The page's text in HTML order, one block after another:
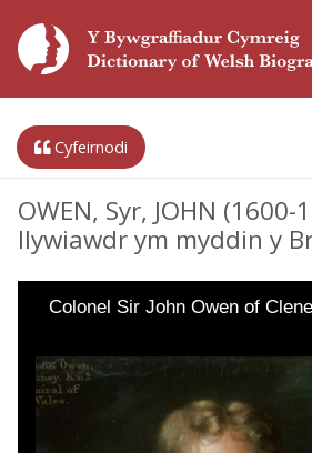
Cyfeirnodi
OWEN, Syr, JOHN (1600-
llywiawdr ym myddin y
Colonel Sir John Owen of